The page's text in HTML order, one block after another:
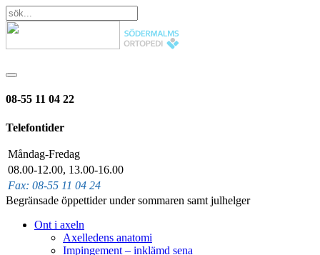
08-55 11 04 22
Telefontider
Fax: 08-55 11 04 24
Måndag-Fredag
08.00-12.00, 13.00-16.00
Begränsade öppettider under sommaren samt julhelger
Ont i axeln
Axelledens anatomi
Impingement – inklämd sena